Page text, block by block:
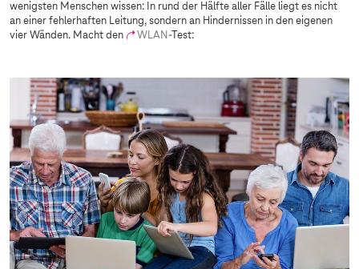
wenigsten Menschen wissen: In rund der Hälfte aller Fälle liegt es nicht
an einer fehlerhaften Leitung, sondern an Hindernissen in den eigenen
vier Wänden. Macht den
WLAN-Test: